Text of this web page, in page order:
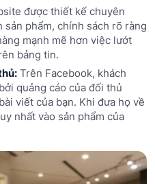
được thiết kế chuyên
phẩm, chính sách rõ ràng
mạnh mẽ hơn việc lướt
bảng tin.
Trên Facebook, khách
quảng cáo của đối thủ
viết của bạn. Khi đưa họ về
nhất vào sản phẩm của